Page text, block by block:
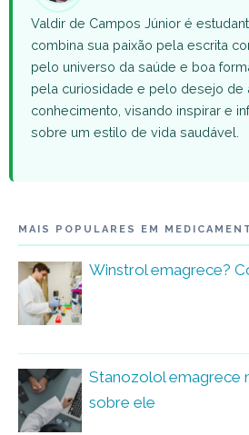
Valdir de Campos Júnior é
combina sua paixão pela escrita
pelo universo da saúde e boa
pela curiosidade e pelo desejo de
conhecimento, visando inspirar e
sobre um estilo de vida saudável.
MAIS POPULARES EM
Winstrol emagrece?
Stanozolol emagrece
sobre ele